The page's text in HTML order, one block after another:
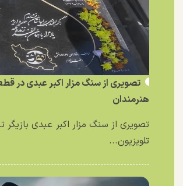
تصویری از سنگ مزار اکبر عبدی در
هنرمندان
تصویری از سنگ مزار اکبر عبدی بازیگر
تلویزیون...